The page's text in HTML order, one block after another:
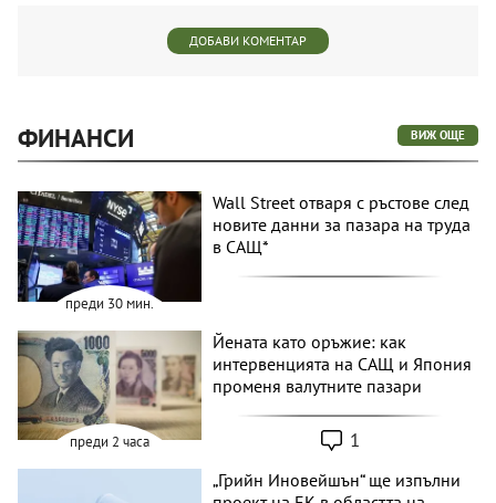
ДОБАВИ КОМЕНТАР
ФИНАНСИ ВИЖ ОЩЕ
преди 30 мин.
Wall Street отваря с ръстове след
новите данни за пазара на труда
в САЩ*
преди 2 часа
Йената като оръжие: как
интервенцията на САЩ и Япония
променя валутните пазари
1
„Грийн Иновейшън“ ще изпълни